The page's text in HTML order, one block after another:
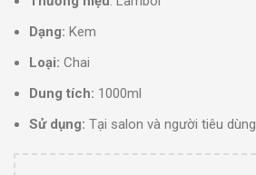
Dạng: Kem
Loại: Chai
Dung tích: 1000ml
Sử dụng: Tại salon và người tiêu dùng